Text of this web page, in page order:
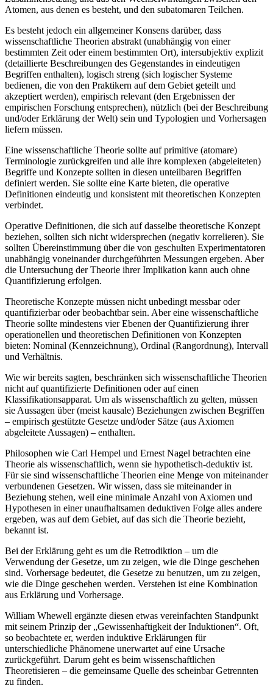
Atomen, aus denen es besteht, und den subatomaren Teilchen.
Es besteht jedoch ein allgemeiner Konsens darüber, dass
wissenschaftliche Theorien abstrakt (unabhängig von einer
bestimmten Zeit oder einem bestimmten Ort), intersubjektiv explizit
(detaillierte Beschreibungen des Gegenstandes in eindeutigen
Begriffen enthalten), logisch streng (sich logischer Systeme
bedienen, die von den Praktikern auf dem Gebiet geteilt und
akzeptiert werden), empirisch relevant (den Ergebnissen der
empirischen Forschung entsprechen), nützlich (bei der Beschreibung
und/oder Erklärung der Welt) sein und Typologien und Vorhersagen
liefern müssen.
Eine wissenschaftliche Theorie sollte auf primitive (atomare)
Terminologie zurückgreifen und alle ihre komplexen (abgeleiteten)
Begriffe und Konzepte sollten in diesen unteilbaren Begriffen
definiert werden. Sie sollte eine Karte bieten, die operative
Definitionen eindeutig und konsistent mit theoretischen Konzepten
verbindet.
Operative Definitionen, die sich auf dasselbe theoretische Konzept
beziehen, sollten sich nicht widersprechen (negativ korrelieren). Sie
sollten Übereinstimmung über die von geschulten Experimentatoren
unabhängig voneinander durchgeführten Messungen ergeben. Aber
die Untersuchung der Theorie ihrer Implikation kann auch ohne
Quantifizierung erfolgen.
Theoretische Konzepte müssen nicht unbedingt messbar oder
quantifizierbar oder beobachtbar sein. Aber eine wissenschaftliche
Theorie sollte mindestens vier Ebenen der Quantifizierung ihrer
operationellen und theoretischen Definitionen von Konzepten
bieten: Nominal (Kennzeichnung), Ordinal (Rangordnung), Intervall
und Verhältnis.
Wie wir bereits sagten, beschränken sich wissenschaftliche Theorien
nicht auf quantifizierte Definitionen oder auf einen
Klassifikationsapparat. Um als wissenschaftlich zu gelten, müssen
sie Aussagen über (meist kausale) Beziehungen zwischen Begriffen
– empirisch gestützte Gesetze und/oder Sätze (aus Axiomen
abgeleitete Aussagen) – enthalten.
Philosophen wie Carl Hempel und Ernest Nagel betrachten eine
Theorie als wissenschaftlich, wenn sie hypothetisch-deduktiv ist.
Für sie sind wissenschaftliche Theorien eine Menge von miteinander
verbundenen Gesetzen. Wir wissen, dass sie miteinander in
Beziehung stehen, weil eine minimale Anzahl von Axiomen und
Hypothesen in einer unaufhaltsamen deduktiven Folge alles andere
ergeben, was auf dem Gebiet, auf das sich die Theorie bezieht,
bekannt ist.
Bei der Erklärung geht es um die Retrodiktion – um die
Verwendung der Gesetze, um zu zeigen, wie die Dinge geschehen
sind. Vorhersage bedeutet, die Gesetze zu benutzen, um zu zeigen,
wie die Dinge geschehen werden. Verstehen ist eine Kombination
aus Erklärung und Vorhersage.
William Whewell ergänzte diesen etwas vereinfachten Standpunkt
mit seinem Prinzip der „Gewissenhaftigkeit der Induktionen“. Oft,
so beobachtete er, werden induktive Erklärungen für
unterschiedliche Phänomene unerwartet auf eine Ursache
zurückgeführt. Darum geht es beim wissenschaftlichen
Theoretisieren – die gemeinsame Quelle des scheinbar Getrennten
zu finden.